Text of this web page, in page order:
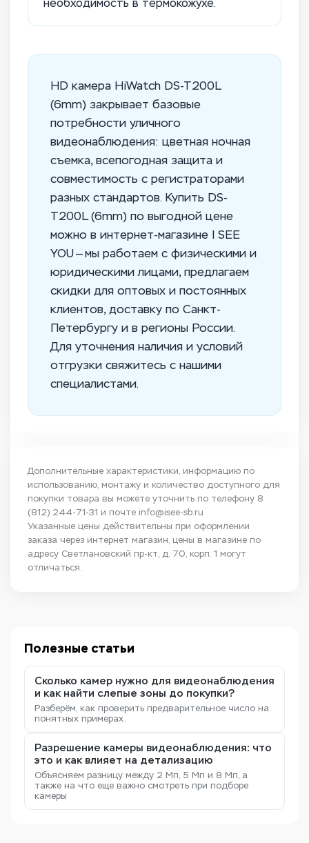
необходимость в термокожухе.
HD камера HiWatch DS-T200L
(6mm) закрывает базовые
потребности уличного
видеонаблюдения: цветная ночная
съемка, всепогодная защита и
совместимость с регистраторами
разных стандартов. Купить DS-
T200L (6mm) по выгодной цене
можно в интернет-магазине I SEE
YOU — мы работаем с физическими и
юридическими лицами, предлагаем
скидки для оптовых и постоянных
клиентов, доставку по Санкт-
Петербургу и в регионы России.
Для уточнения наличия и условий
отгрузки свяжитесь с нашими
специалистами.
Дополнительные характеристики, информацию по
использованию, монтажу и количество доступного для
покупки товара вы можете уточнить по телефону 8
(812) 244-71-31 и почте info@isee-sb.ru
Указанные цены действительны при оформлении
заказа через интернет магазин, цены в магазине по
адресу Светлановский пр-кт, д. 70, корп. 1 могут
отличаться.
Полезные статьи
Сколько камер нужно для видеонаблюдения
и как найти слепые зоны до покупки?
Разберём, как проверить предварительное число на
понятных примерах.
Разрешение камеры видеонаблюдения: что
это и как влияет на детализацию
Объясняем разницу между 2 Мп, 5 Мп и 8 Мп, а
также на что еще важно смотреть при подборе
камеры